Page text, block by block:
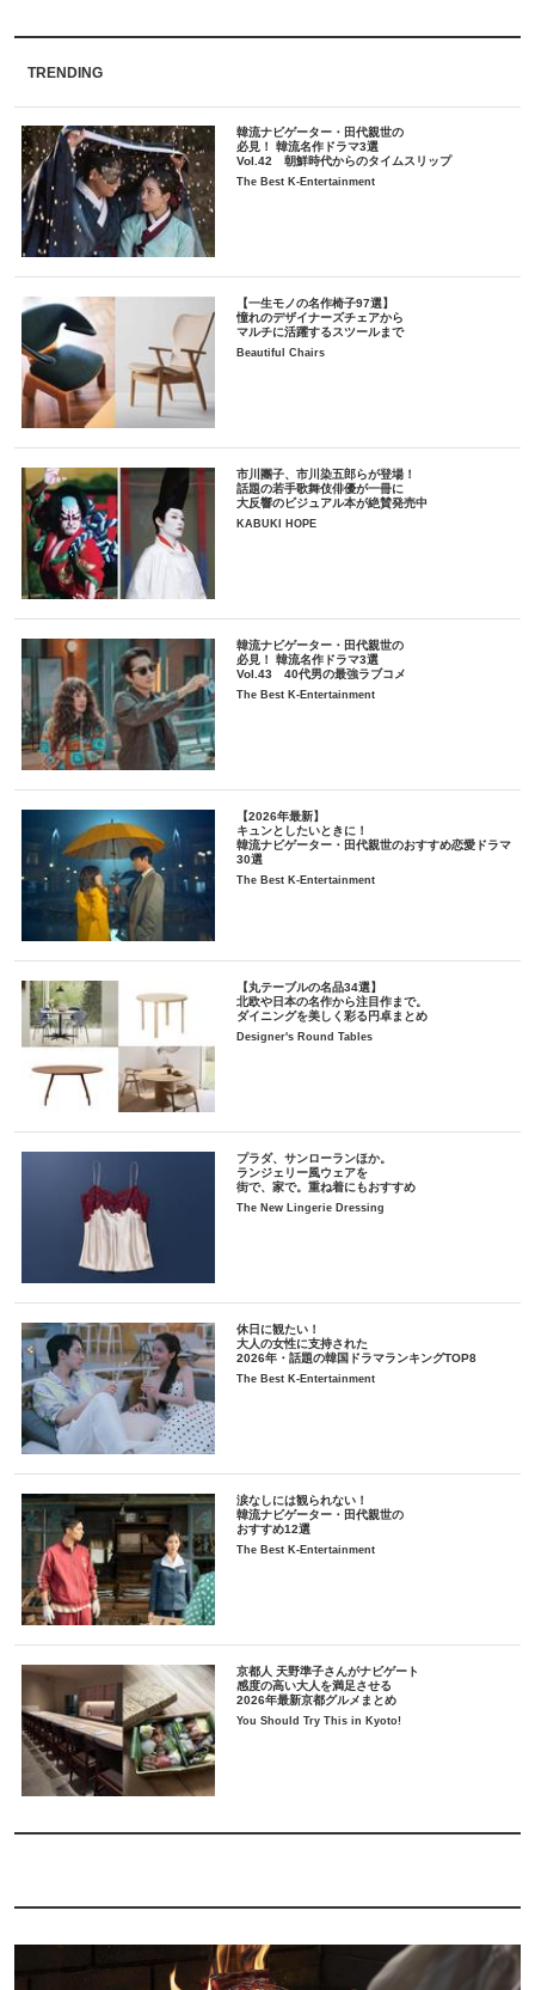
TRENDING
韓流ナビゲーター・田代親世の
必見！ 韓流名作ドラマ3選
Vol.42 朝鮮時代からのタイムスリップ
The Best K-Entertainment
【一生モノの名作椅子97選】
憧れのデザイナーズチェアから
マルチに活躍するスツールまで
Beautiful Chairs
市川團子、市川染五郎らが登場！
話題の若手歌舞伎俳優が一冊に
大反響のビジュアル本が絶賛発売中
KABUKI HOPE
韓流ナビゲーター・田代親世の
必見！ 韓流名作ドラマ3選
Vol.43 40代男の最強ラブコメ
The Best K-Entertainment
【2026年最新】
キュンとしたいときに！
韓流ナビゲーター・田代親世のおすすめ恋愛ドラマ
30選
The Best K-Entertainment
【丸テーブルの名品34選】
北欧や日本の名作から注目作まで。
ダイニングを美しく彩る円卓まとめ
Designer's Round Tables
プラダ、サンローランほか。
ランジェリー風ウェアを
街で、家で。重ね着にもおすすめ
The New Lingerie Dressing
休日に観たい！
大人の女性に支持された
2026年・話題の韓国ドラマランキングTOP8
The Best K-Entertainment
涙なしには観られない！
韓流ナビゲーター・田代親世の
おすすめ12選
The Best K-Entertainment
京都人 天野準子さんがナビゲート
感度の高い大人を満足させる
2026年最新京都グルメまとめ
You Should Try This in Kyoto!